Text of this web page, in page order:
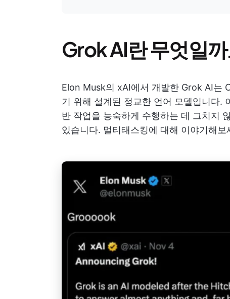
Grok AI란 무엇일
Elon Musk의 xAI에서 개발한 Grok AI는
기 위해 설계된 정교한 언어 모델입니다.
반 작업을 능숙하게 수행하는 데 그치지
있습니다. 멀티태스킹에 대해 이야기해보